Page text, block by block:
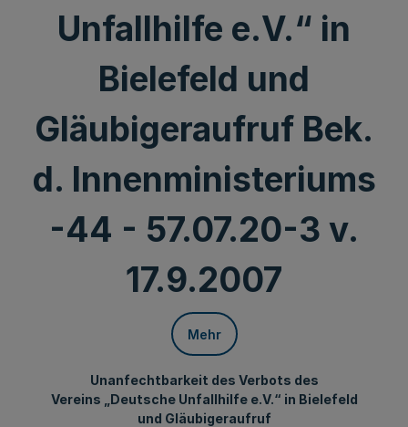
Unfallhilfe e.V.“ in
Bielefeld und
Gläubigeraufruf Bek.
d. Innenministeriums
-44 - 57.07.20-3 v.
17.9.2007
Mehr
Unanfechtbarkeit des Verbots des
Vereins „Deutsche Unfallhilfe e.V.“ in Bielefeld
und Gläubigeraufruf